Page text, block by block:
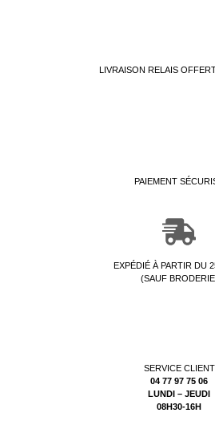
LIVRAISON RELAIS
PAIEMENT
EXPÉDIÉ À PARTIR DU
(SAUF
SERVICE CLIENT
04 77 97 75 06
LUNDI – JEUDI
08H30-16H